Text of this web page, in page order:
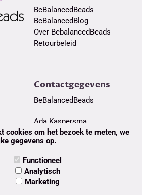
BeBalancedBeads
BeBalancedBlog
Over BebalancedBeads
Retourbeleid
Contactgegevens
BeBalancedBeads
Ada Kaspersma
Mobiel: 06-24428476
E-mail:
cookies om het bezoek te meten, we
gegevens op.
Functioneel
Analytisch
Marketing